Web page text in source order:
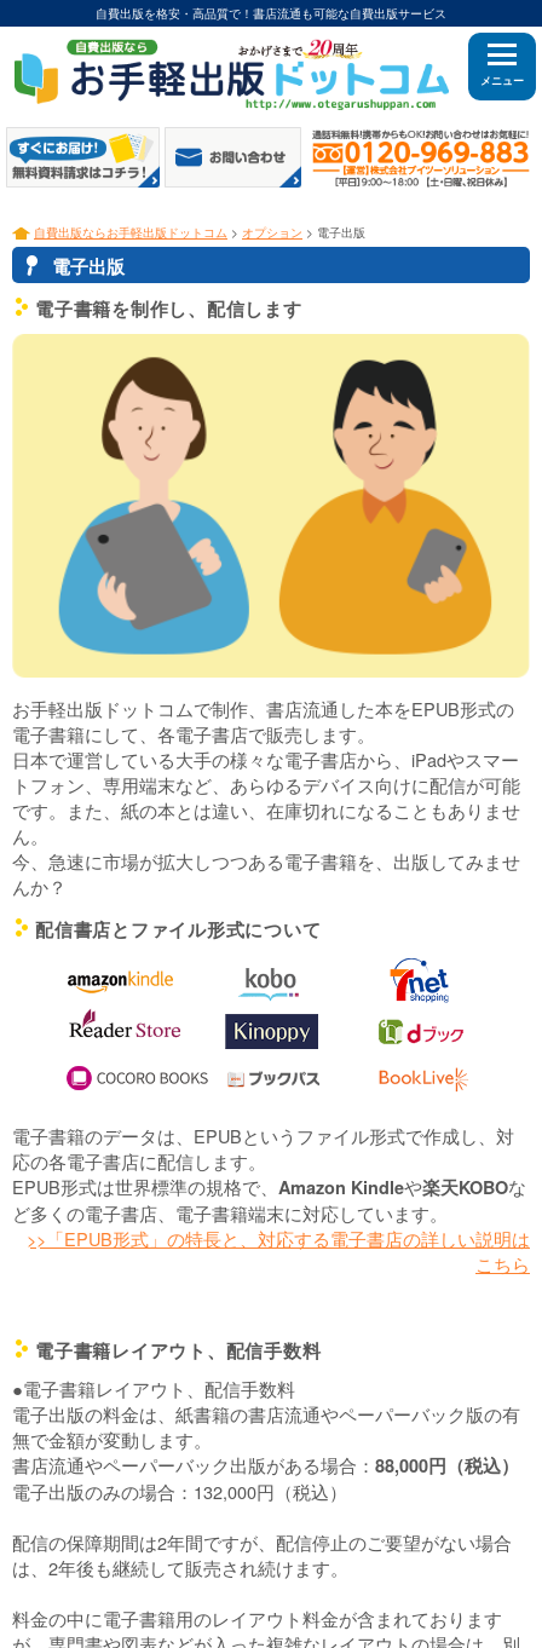
自費出版を格安・高品質で！書店流通も可能な自費出版サービス
3 自費出版ならお手軽出版ドットコム > オプション > 電子出版
2 電子出版
c 電子書籍を制作し、配信します
お手軽出版ドットコムで制作、書店流通した本をEPUB形式の
電子書籍にして、各電子書店で販売します。
日本で運営している大手の様々な電子書店から、iPadやスマー
トフォン、専用端末など、あらゆるデバイス向けに配信が可能
です。また、紙の本とは違い、在庫切れになることもありませ
ん。
今、急速に市場が拡大しつつある電子書籍を、出版してみませ
んか？
c 配信書店とファイル形式について
電子書籍のデータは、EPUBというファイル形式で作成し、対
応の各電子書店に配信します。
EPUB形式は世界標準の規格で、 Amazon Kindleや楽天KOBOな
ど多くの電子書店、電子書籍端末に対応しています。
>>「EPUB形式」の特長と、対応する電子書店の詳しい説明は
こちら
c 電子書籍レイアウト、配信手数料
●電子書籍レイアウト、配信手数料
電子出版の料金は、紙書籍の書店流通やペーパーバック版の有
無で金額が変動します。
書店流通やペーパーバック出版がある場合： 88,000円（税込）
電子出版のみの場合：132,000円（税込）
配信の保障期間は2年間ですが、配信停止のご要望がない場合
は、2年後も継続して販売され続けます。
料金の中に電子書籍用のレイアウト料金が含まれております
メニュー